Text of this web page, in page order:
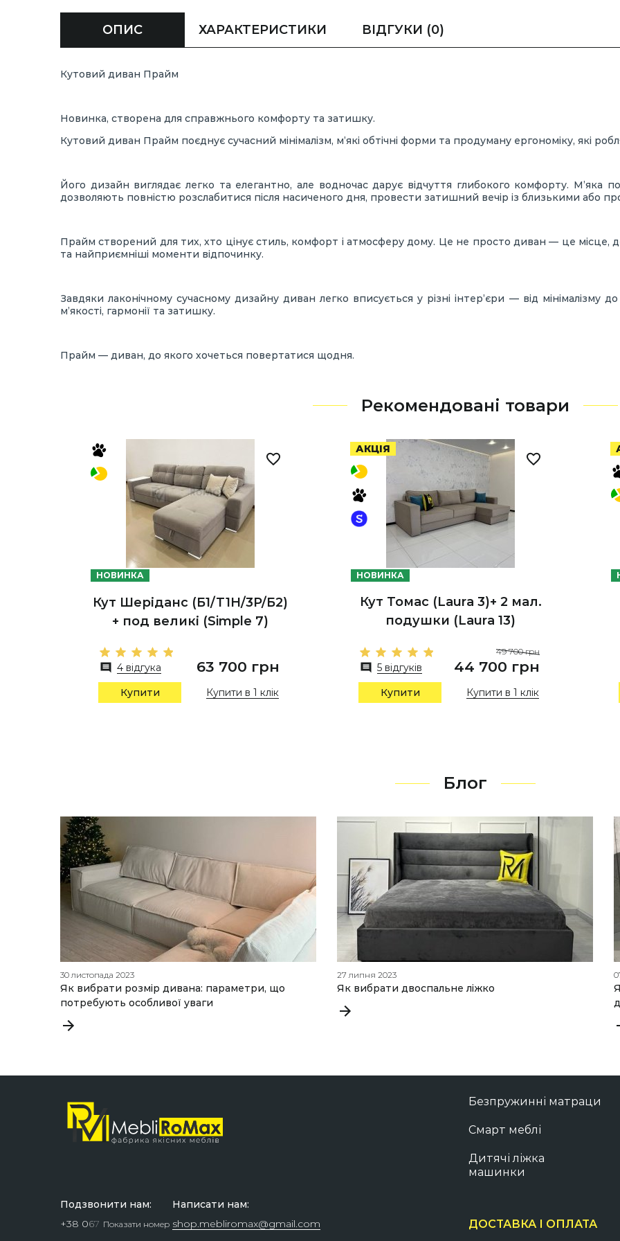
ОПИС ХАРАКТЕРИСТИКИ ВІДГУКИ (0)
Кутовий диван Прайм
Новинка, створена для справжнього комфорту та затишку.
Кутовий диван Прайм поєднує сучасний мінімалізм, м’які обтічні форми та продуману ергономіку, які
Його дизайн виглядає легко та елегантно, але водночас дарує відчуття глибокого комфорту. М’яка
дозволяють повністю розслабитися після насиченого дня, провести затишний вечір із близькими або
Прайм створений для тих, хто цінує стиль, комфорт і атмосферу дому. Це не просто диван — це місце,
та найприємніші моменти відпочинку.
Завдяки лаконічному сучасному дизайну диван легко вписується у різні інтер’єри — від мінімалізму
м’якості, гармонії та затишку.
Прайм — диван, до якого хочеться повертатися щодня.
Рекомендовані товари
НОВИНКА
Кут Шеріданс (Б1/Т1Н/3Р/Б2)
+ под великі (Simple 7)
4 відгука 63 700 грн
Купити Купити в 1 клік
АКЦІЯ
НОВИНКА
Кут Томас (Laura 3)+ 2 мал.
подушки (Laura 13)
5 відгуків
49 700 грн
44 700 грн
Купити Купити в 1 клік
Блог
30 листопада 2023
Як вибрати розмір дивана: параметри, що
потребують особливої уваги
27 липня 2023
Як вибрати двоспальне ліжко
Безпружинні матраци
Смарт меблі
Дитячі ліжка
машинки
Подзвонити нам:
+38 067 Показати номер
Написати нам:
shop.mebliromax@gmail.com
ДОСТАВКА І ОПЛАТА